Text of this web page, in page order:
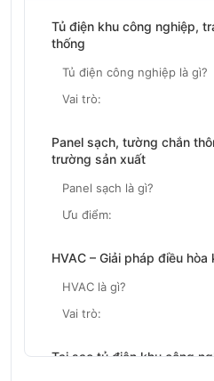
Tủ điện khu công nghiệp,
thống
Tủ điện công nghiệp là gì?
Vai trò:
Panel sạch, tường chắn
trường sản xuất
Panel sạch là gì?
Ưu điểm:
HVAC – Giải pháp điều
HVAC là gì?
Vai trò:
Tại sao tủ điện khu công